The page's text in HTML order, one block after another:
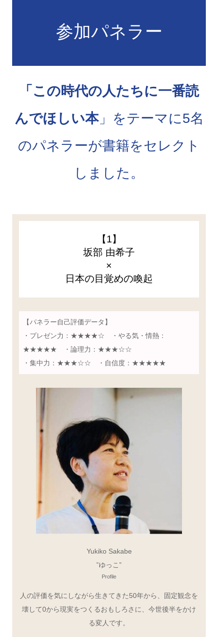
参加パネラー
「この時代の人たちに一番読
んでほしい本」をテーマに5名
のパネラーが書籍をセレクト
しました。
【1】
坂部 由希子
×
日本の目覚めの喚起
【パネラー自己評価データ】
・プレゼン力：★★★★☆ ・やる気・情熱：
★★★★★ ・論理力：★★★☆☆
・集中力：★★★☆☆ ・自信度：★★★★★
Yukiko Sakabe
”ゆっこ”
Profile
人の評価を気にしながら生きてきた50年から、固定観念を
壊して0から現実をつくるおもしろさに、今世後半をかけ
る変人です。